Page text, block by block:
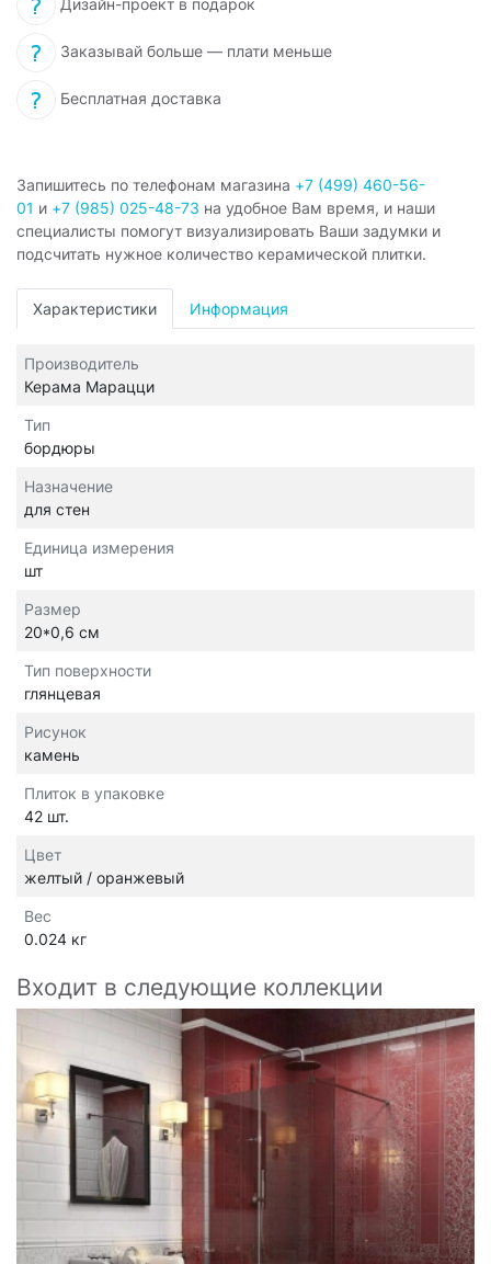
Дизайн-проект в подарок
Заказывай больше — плати меньше
Бесплатная доставка
Запишитесь по телефонам магазина +7 (499) 460-56-
01 и +7 (985) 025-48-73 на удобное Вам время, и наши
специалисты помогут визуализировать Ваши задумки и
подсчитать нужное количество керамической плитки.
Характеристики Информация
Производитель
Керама Марацци
Тип
бордюры
Назначение
для стен
Единица измерения
шт
Размер
20*0,6 см
Тип поверхности
глянцевая
Рисунок
камень
Плиток в упаковке
42 шт.
Цвет
желтый / оранжевый
Вес
0.024 кг
Входит в следующие коллекции